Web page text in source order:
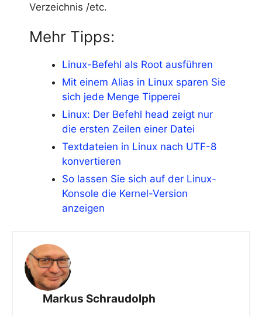
Verzeichnis /etc.
Mehr Tipps:
Linux-Befehl als Root ausführen
Mit einem Alias in Linux sparen Sie
sich jede Menge Tipperei
Linux: Der Befehl head zeigt nur
die ersten Zeilen einer Datei
Textdateien in Linux nach UTF-8
konvertieren
So lassen Sie sich auf der Linux-
Konsole die Kernel-Version
anzeigen
Markus Schraudolph